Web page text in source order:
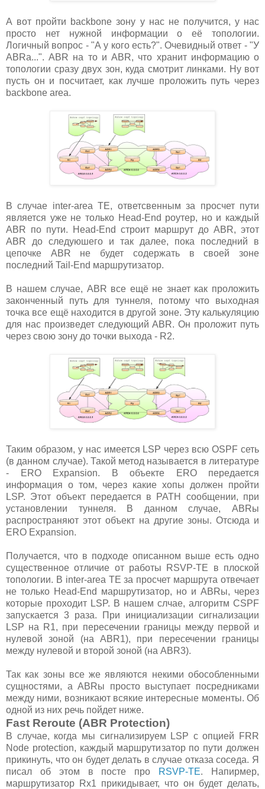
А вот пройти backbone зону у нас не получится, у нас
просто нет нужной информации о её топологии.
Логичный вопрос - "А у кого есть?". Очевидный ответ - "У
ABRа...". ABR на то и ABR, что хранит информацию о
топологии сразу двух зон, куда смотрит линками. Ну вот
пусть он и посчитает, как лучше проложить путь через
backbone area.
В случае inter-area TE, ответсвенным за просчет пути
является уже не только Head-End роутер, но и каждый
ABR по пути. Head-End строит маршрут до ABR, этот
ABR до следуюшего и так далее, пока последний в
цепочке ABR не будет содержать в своей зоне
последний Tail-End маршрутизатор.
В нашем случае, ABR все ещё не знает как проложить
законченный путь для туннеля, потому что выходная
точка все ещё находится в другой зоне. Эту калькуляцию
для нас произведет следующий ABR. Он проложит путь
через свою зону до точки выхода - R2.
Таким образом, у нас имеется LSP через всю OSPF сеть
(в данном случае). Такой метод называется в литературе
- ERO Expansion. В объекте ERO передается
информация о том, через какие хопы должен пройти
LSP. Этот объект передается в PATH сообщении, при
установлении туннеля. В данном случае, ABRы
распространяют этот объект на другие зоны. Отсюда и
ERO Expansion.
Получается, что в подходе описанном выше есть одно
существенное отличие от работы RSVP-TE в плоской
топологии. В inter-area TE за просчет маршрута отвечает
не только Head-End маршрутизатор, но и ABRы, через
которые проходит LSP. В нашем слчае, алгоритм CSPF
запускается 3 раза. При инициализации сигнализации
LSP на R1, при пересечении границы между первой и
нулевой зоной (на ABR1), при пересечении границы
между нулевой и второй зоной (на ABR3).
Так как зоны все же являются некими обособленными
сущностями, а ABRы просто выступает посредниками
между ними, возникают всякие интересные моменты. Об
одной из них речь пойдет ниже.
Fast Reroute (ABR Protection)
В случае, когда мы сигнализируем LSP с опцией FRR
Node protection, каждый маршрутизатор по пути должен
прикинуть, что он будет делать в случае отказа соседа. Я
писал об этом в посте про
RSVP-TE. Напирмер,
маршрутизатор Rx1 прикидывает, что он будет делать,